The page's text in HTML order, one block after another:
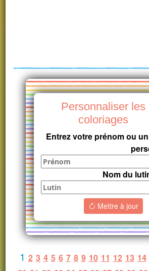
Personnaliser les
coloriages
Entrez votre prénom ou
Nom du
Mettre à jour
1 2 3 4 5 6 7 8 9 10 11 12 13 14